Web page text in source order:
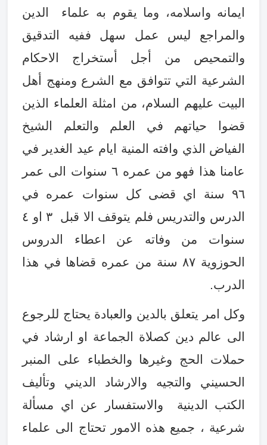
ايمانه واسلامه، وما يقوم به علماء الدين
والمراجع ليس عمل سهل ففيه التدقيق
والتمحيص من أجل أستخراج الاحكام
الشرعية التي تتوافق مع الشرع ومنهج أهل
البيت عليهم السلام، من امثلة العلماء الذين
قضوا حياتهم في العلم والتعلم الشيخ
الفياض الذي وافته المنية ايام عيد الغدير في
عامنا هذا فهو من عمره ٦ سنوات الى عمر
٩٦ سنة اي قضى كل سنوات عمره في
الدرس والتدريس فلم يتوقف الا قبل ٣ او ٤
سنوات من وفاته عن اعطاء الدروس
الحوزوية ٨٧ سنة من عمره قضاها في هذا
الدرب.
وكل امر يتعلق بالدين والعبادة يحتاج للرجوع
الى عالم دين كصلاة الجماعة او ارشاد في
حملات الحج وغيرها والخطباء على المنبر
الحسيني والتجيه والارشاد الديني وتأليف
الكتب الدينية والاستفسار عن اي مسألة
شرعية ، جميع هذه الامور تحتاج الى علماء